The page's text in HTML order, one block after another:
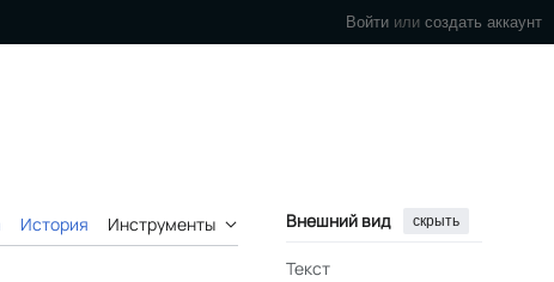
Войти или создать аккаунт
История Инструменты Внешний вид скрыть
Текст